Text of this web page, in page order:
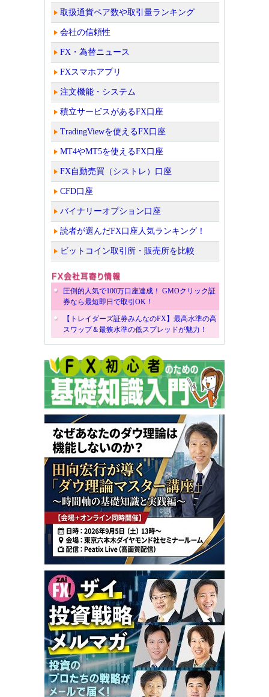
取扱通貨ペア数や取引量ランキング
会社の信頼性
FX・為替ニュース
FXスマホアプリ
注文機能・システム
積立サービスがあるFX口座
TradingViewを使えるFX口座
MT4やMT5を使えるFX口座
FX自動売買（シストレ）口座
CFD口座
バイナリーオプション口座
読者が選んだFX口座人気ランキング！
ビットコイン取引所・販売所を比較
圧倒的人気で100万口座達成！ GMOクリック証
券なら最短即日で取引OK！
【トレイダーズ証券みんなのFX】最高水準の高
スワップ＆最狭水準の低スプレッドが魅力！